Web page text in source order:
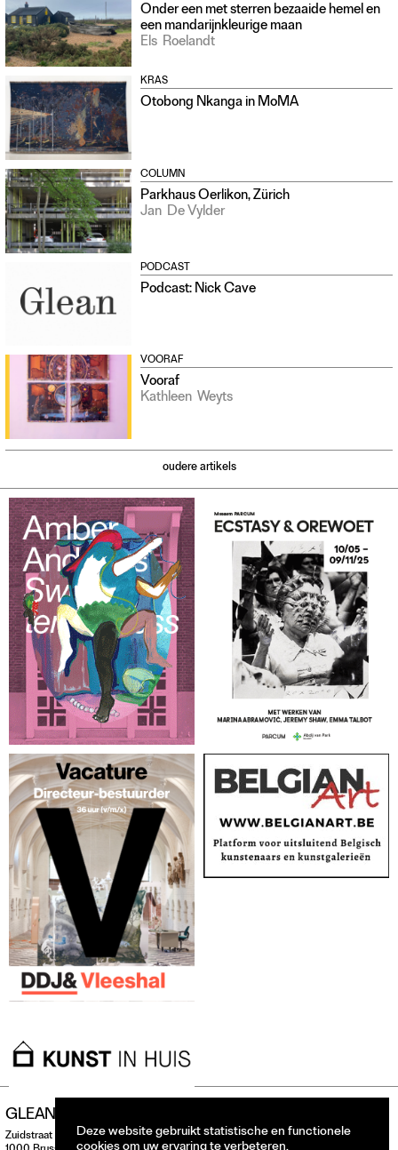
Onder een met sterren bezaaide hemel en
een mandarijnkleurige maan
Els Roelandt
KRAS
Otobong Nkanga in MoMA
COLUMN
Parkhaus Oerlikon, Zürich
Jan De Vylder
PODCAST
Podcast: Nick Cave
VOORAF
Vooraf
Kathleen Weyts
oudere artikels
GLEAN
Zuidstraat 146 Deze website gebruikt statistische en functionele